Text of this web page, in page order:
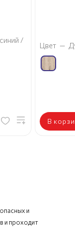
/
Цвет —
В
и
и проходит